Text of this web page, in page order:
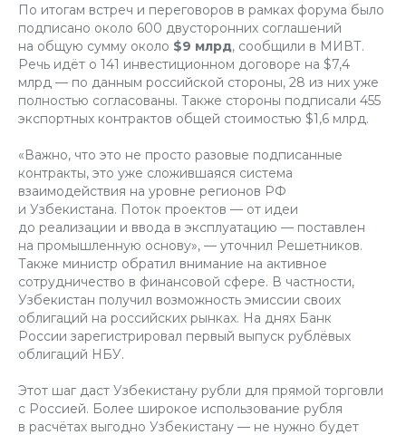
По итогам встреч и переговоров в рамках форума было
подписано около 600 двусторонних соглашений
на общую сумму около $9 млрд, сообщили в МИВТ.
Речь идёт о 141 инвестиционном договоре на $7,4
млрд — по данным российской стороны, 28 из них уже
полностью согласованы. Также стороны подписали 455
экспортных контрактов общей стоимостью $1,6 млрд.
«Важно, что это не просто разовые подписанные
контракты, это уже сложившаяся система
взаимодействия на уровне регионов РФ
и Узбекистана. Поток проектов — от идеи
до реализации и ввода в эксплуатацию — поставлен
на промышленную основу», — уточнил Решетников.
Также министр обратил внимание на активное
сотрудничество в финансовой сфере. В частности,
Узбекистан получил возможность эмиссии своих
облигаций на российских рынках. На днях Банк
России зарегистрировал первый выпуск рублёвых
облигаций НБУ.
Этот шаг даст Узбекистану рубли для прямой торговли
с Россией. Более широкое использование рубля
в расчётах выгодно Узбекистану — не нужно будет